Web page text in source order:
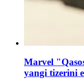
Marvel
yangi tizerini